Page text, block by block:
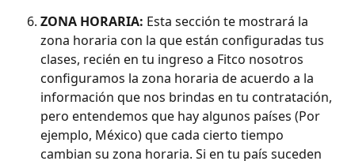
ZONA HORARIA: Esta sección te mostrará la
zona horaria con la que están configuradas tus
clases, recién en tu ingreso a Fitco nosotros
configuramos la zona horaria de acuerdo a la
información que nos brindas en tu contratación,
pero entendemos que hay algunos países (Por
ejemplo, México) que cada cierto tiempo
cambian su zona horaria. Si en tu país suceden